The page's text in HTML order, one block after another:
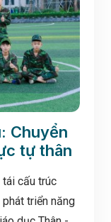
Chuyển
tự thân
cấu trúc
triển năng